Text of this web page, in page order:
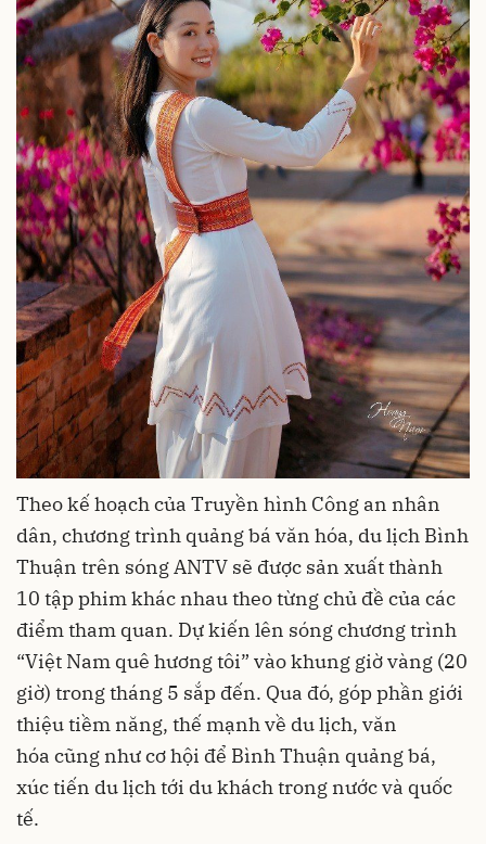
Theo kế hoạch của Truyền hình Công an nhân
dân, chương trình quảng bá văn hóa, du lịch Bình
Thuận trên sóng ANTV sẽ được sản xuất thành
10 tập phim khác nhau theo từng chủ đề của các
điểm tham quan. Dự kiến lên sóng chương trình
“Việt Nam quê hương tôi” vào khung giờ vàng (20
giờ) trong tháng 5 sắp đến. Qua đó, góp phần giới
thiệu tiềm năng, thế mạnh về du lịch, văn
hóa cũng như cơ hội để Bình Thuận quảng bá,
xúc tiến du lịch tới du khách trong nước và quốc
tế.